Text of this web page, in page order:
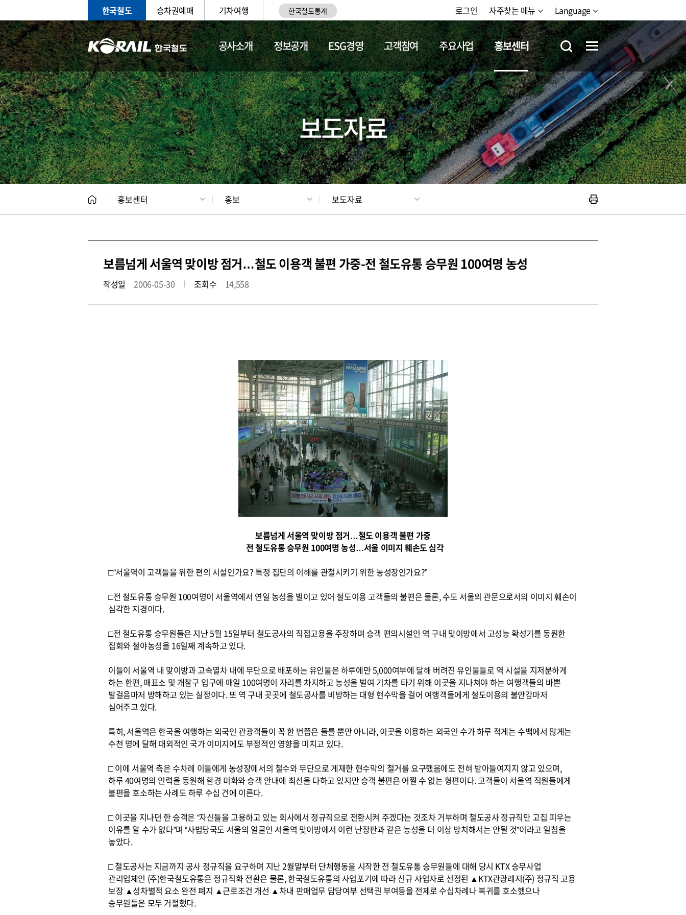
한국철도 승차권예매 기차여행 한국철도통계 로그인 자주찾는 메뉴 Language
공사소개 정보공개 ESG경영 고객참여 주요사업 홍보센터
홍보 문화사업 갤러리 기차소개 철도체험
보도자료
홍보센터 홍보 보도자료
보름넘게 서울역 맞이방 점거…철도 이용객 불편 가중-전 철도유통 승무원 100여명 농성
작성일 2006-05-30 조회수 14,558
보름넘게 서울역 맞이방 점거…철도 이용객 불편 가중
전 철도유통 승무원 100여명 농성…서울 이미지 훼손도 심각
□“서울역이 고객들을 위한 편의 시설인가요? 특정 집단의 이해를 관철시키기 위한 농성장인가요?”
□전 철도유통 승무원 100여명이 서울역에서 연일 농성을 벌이고 있어 철도이용 고객들의 불편은 물론, 수도 서울의 관문으로서의 이미지 훼손이
심각한 지경이다.
□전 철도유통 승무원들은 지난 5월 15일부터 철도공사의 직접고용을 주장하며 승객 편의시설인 역 구내 맞이방에서 고성능 확성기를 동원한
집회와 철야농성을 16일째 계속하고 있다.
이들이 서울역 내 맞이방과 고속열차 내에 무단으로 배포하는 유인물은 하루에만 5,000여부에 달해 버려진 유인물들로 역 시설을 지저분하게
하는 한편, 매표소 및 개찰구 입구에 매일 100여명이 자리를 차지하고 농성을 벌여 기차를 타기 위해 이곳을 지나쳐야 하는 여행객들의 바쁜
발걸음마저 방해하고 있는 실정이다. 또 역 구내 곳곳에 철도공사를 비방하는 대형 현수막을 걸어 여행객들에게 철도이용의 불안감마저
심어주고 있다.
특히, 서울역은 한국을 여행하는 외국인 관광객들이 꼭 한 번쯤은 들를 뿐만 아니라, 이곳을 이용하는 외국인 수가 하루 적게는 수백에서 많게는
수천 명에 달해 대외적인 국가 이미지에도 부정적인 영향을 미치고 있다.
□ 이에 서울역 측은 수차례 이들에게 농성장에서의 철수와 무단으로 게재한 현수막의 철거를 요구했음에도 전혀 받아들여지지 않고 있으며,
하루 40여명의 인력을 동원해 환경 미화와 승객 안내에 최선을 다하고 있지만 승객 불편은 어쩔 수 없는 형편이다. 고객들이 서울역 직원들에게
불편을 호소하는 사례도 하루 수십 건에 이른다.
□ 이곳을 지나던 한 승객은 “자신들을 고용하고 있는 회사에서 정규직으로 전환시켜 주겠다는 것조차 거부하며 철도공사 정규직만 고집 피우는
이유를 알 수가 없다”며 “사법당국도 서울의 얼굴인 서울역 맞이방에서 이런 난장판과 같은 농성을 더 이상 방치해서는 안될 것”이라고 일침을
놓았다.
□ 철도공사는 지금까지 공사 정규직을 요구하며 지난 2월말부터 단체행동을 시작한 전 철도유통 승무원들에 대해 당시 KTX 승무사업
관리업체인 (주)한국철도유통은 정규직화 전환은 물론, 한국철도유통의 사업포기에 따라 신규 사업자로 선정된 ▲KTX관광레저(주) 정규직 고용
보장 ▲성차별적 요소 완전 폐지 ▲근로조건 개선 ▲차내 판매업무 담당여부 선택권 부여등을 전제로 수십차례나 복귀를 호소했으나
승무원들은 모두 거절했다.